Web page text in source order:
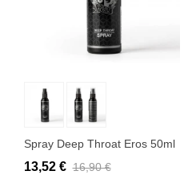
Spray Deep Throat Eros 50ml
13,52 € 16,90 €